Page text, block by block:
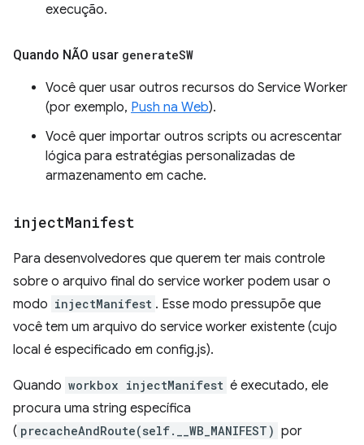
execução.
Quando NÃO usar generateSW
Você quer usar outros recursos do Service Worker
(por exemplo, Push na Web).
Você quer importar outros scripts ou acrescentar
lógica para estratégias personalizadas de
armazenamento em cache.
injectManifest
Para desenvolvedores que querem ter mais controle
sobre o arquivo final do service worker podem usar o
modo injectManifest . Esse modo pressupõe que
você tem um arquivo do service worker existente (cujo
local é especificado em config.js).
Quando workbox injectManifest é executado, ele
procura uma string específica
( precacheAndRoute(self.__WB_MANIFEST) por